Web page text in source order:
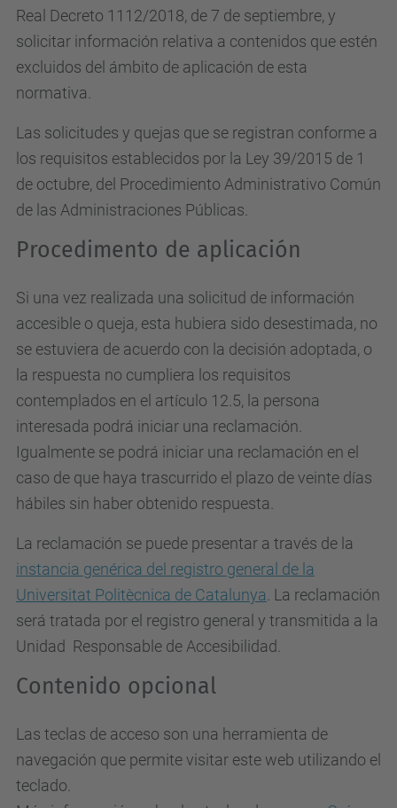
Real Decreto 1112/2018, de 7 de septiembre, y
solicitar información relativa a contenidos que estén
excluidos del ámbito de aplicación de esta
normativa.
Las solicitudes y quejas que se registran conforme a
los requisitos establecidos por la Ley 39/2015 de 1
de octubre, del Procedimiento Administrativo Común
de las Administraciones Públicas.
Procedimento de aplicación
Si una vez realizada una solicitud de información
accesible o queja, esta hubiera sido desestimada, no
se estuviera de acuerdo con la decisión adoptada, o
la respuesta no cumpliera los requisitos
contemplados en el artículo 12.5, la persona
interesada podrá iniciar una reclamación.
Igualmente se podrá iniciar una reclamación en el
caso de que haya trascurrido el plazo de veinte días
hábiles sin haber obtenido respuesta.
La reclamación se puede presentar a través de la
instancia genérica del registro general de la
Universitat Politècnica de Catalunya . La reclamación
será tratada por el registro general y transmitida a la
Unidad Responsable de Accesibilidad.
Contenido opcional
Las teclas de acceso son una herramienta de
navegación que permite visitar este web utilizando el
teclado.